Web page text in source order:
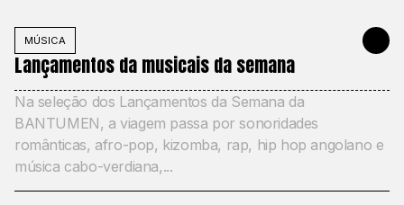
MÚSICA MAY 30,
Lançamentos da musicais da semana
Na seleção dos Lançamentos da Semana da
BANTUMEN, a viagem passa por sonoridades
românticas, afro-pop, kizomba, rap, hip hop angolano e
música cabo-verdiana,...